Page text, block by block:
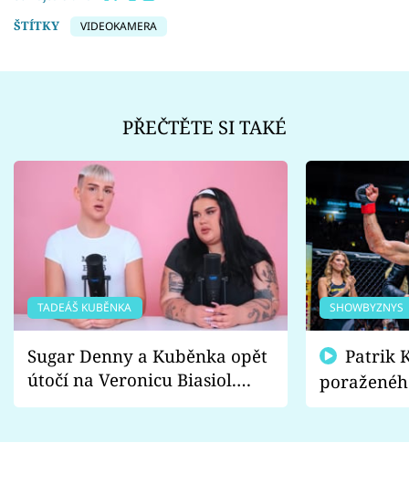
ŠTÍTKY
VIDEOKAMERA
PŘEČTĚTE SI TAKÉ
TADEÁŠ KUBĚNKA
Sugar Denny a Kuběnka opět
útočí na Veronicu Biasiol.
Proč je podle nich falešná a
SHOWBYZNYS
fanoušci